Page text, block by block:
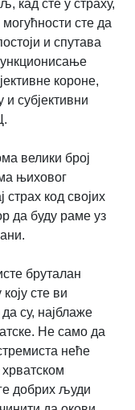
кад сте у страху,
сте да
и спутава
короне,
и субјективни
велики број
њиховог
страх код својих
да буду раме уз
бруталан
сте ви
су, најблаже
Не само да
неће
добрих људи